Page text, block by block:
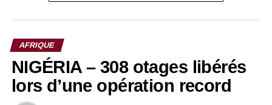
Parmi ces membres de droit figurent plusieurs anciens
1996), aujourd’hui âgé de 91 ans, ainsi que Thomas Boni
Yayi (2006-2016).
Patrice Talon, qui a dirigé le pays de 2016 à 2026, rejoint
AFRIQUE
NIGÉRIA – 308 otages libérés
lors d’une opération record